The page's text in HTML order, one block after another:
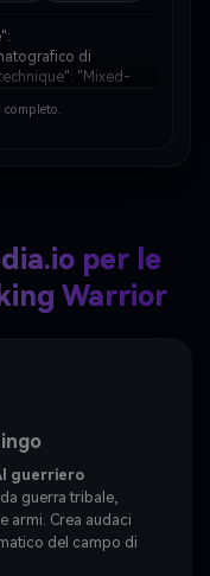
di
"Mixed-
per le
Warrior
guerriero
guerra tribale,
armi. Crea audaci
del campo di